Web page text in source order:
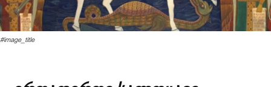
#image_title